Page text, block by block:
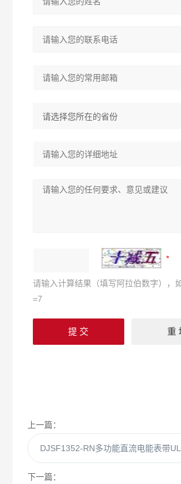
请输入计算结果（填写阿拉伯数字），
=7
上一篇：
DJSF1352-RN多功能直流电能表带
下一篇：